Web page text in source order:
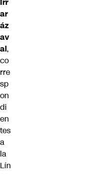
ar
áz
av
al,
co
rre
sp
on
di
en
tes
a
la
Lín